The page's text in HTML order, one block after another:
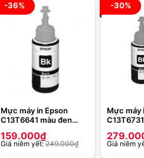
-36%
Mực máy in Epson
C13T6641 màu đen
L120/L300/L310/L350/L355/L365/
159.000₫
Giá niêm yết:249.000₫
-30%
Mực máy
L800/
Giá niêm